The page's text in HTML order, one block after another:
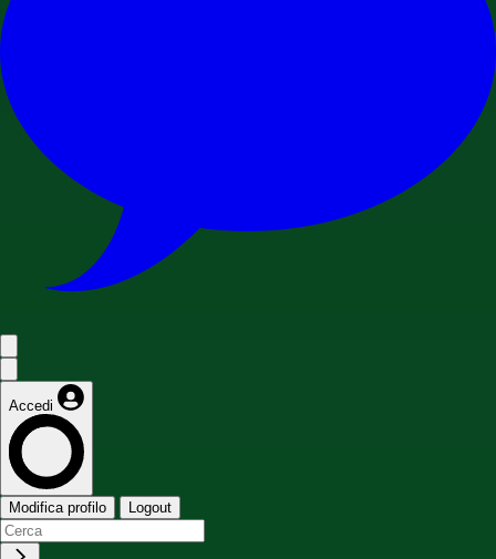
Accedi
Modifica profilo Logout